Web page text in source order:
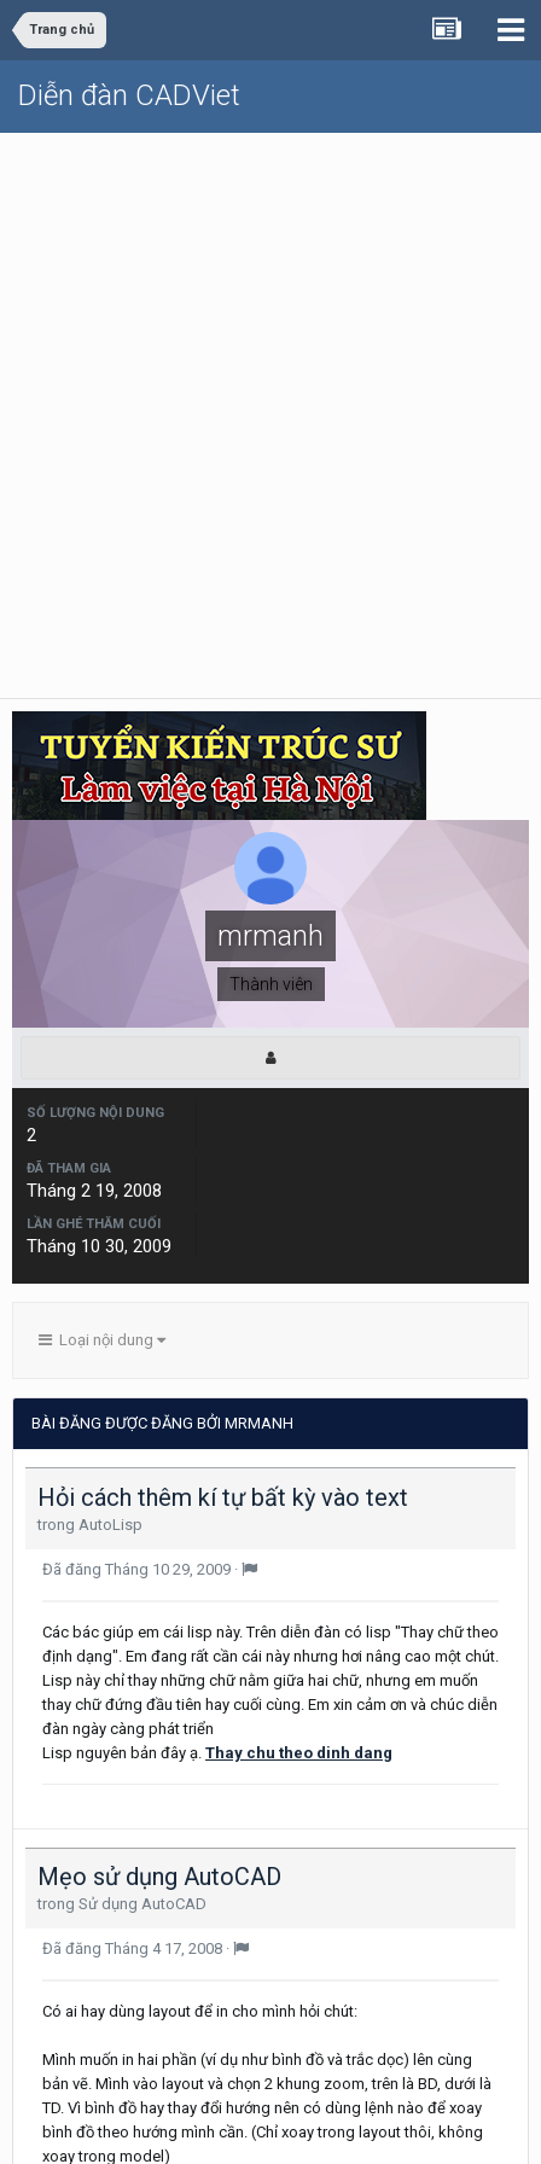
Trang chủ
Diễn đàn CADViet
mrmanh
Thành viên
SỐ LƯỢNG NỘI DUNG
2
ĐÃ THAM GIA
Tháng 2 19, 2008
LẦN GHÉ THĂM CUỐI
Tháng 10 30, 2009
Loại nội dung
BÀI ĐĂNG ĐƯỢC ĐĂNG BỞI MRMANH
Hỏi cách thêm kí tự bất kỳ vào text
trong AutoLisp
Đã đăng Tháng 10 29, 2009 ·
Các bác giúp em cái lisp này. Trên diễn đàn có lisp "Thay chữ theo
định dạng". Em đang rất cần cái này nhưng hơi nâng cao một chút.
Lisp này chỉ thay những chữ nằm giữa hai chữ, nhưng em muốn
thay chữ đứng đầu tiên hay cuối cùng. Em xin cảm ơn và chúc diễn
đàn ngày càng phát triển
Lisp nguyên bản đây ạ. Thay chu theo dinh dang
Mẹo sử dụng AutoCAD
trong Sử dụng AutoCAD
Đã đăng Tháng 4 17, 2008 ·
Có ai hay dùng layout để in cho mình hỏi chút:
Mình muốn in hai phần (ví dụ như bình đồ và trắc dọc) lên cùng
bản vẽ. Mình vào layout và chọn 2 khung zoom, trên là BD, dưới là
TD. Vì bình đồ hay thay đổi hướng nên có dùng lệnh nào để xoay
bình đồ theo hướng mình cần. (Chỉ xoay trong layout thôi, không
xoay trong model)